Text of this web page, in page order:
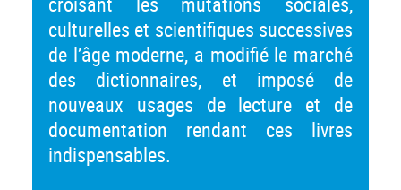
culturelles et scientifiques successives
de l’âge moderne, a modifié le marché
des dictionnaires, et imposé de
nouveaux usages de lecture et de
documentation rendant ces livres
indispensables.